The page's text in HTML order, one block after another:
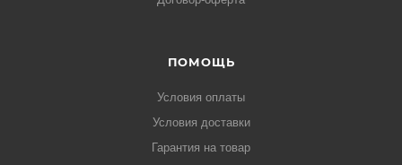
ПОМОЩЬ
Условия оплаты
Условия доставки
Гарантия на товар